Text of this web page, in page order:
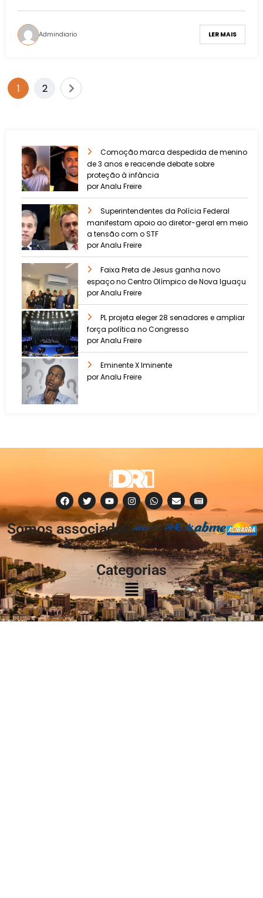
Admindiario LER MAIS
1 2
Comoção marca despedida de menino
de 3 anos e reacende debate sobre
proteção à infância
por Analu Freire
Superintendentes da Polícia Federal
manifestam apoio ao diretor-geral em meio
a tensão com o STF
por Analu Freire
Faixa Preta de Jesus ganha novo
espaço no Centro Olímpico de Nova Iguaçu
por Analu Freire
PL projeta eleger 28 senadores e ampliar
força política no Congresso
por Analu Freire
Eminente X Iminente
por Analu Freire
Somos associados
à:
Categorias